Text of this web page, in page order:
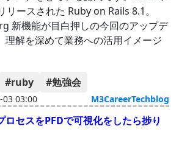
リースされた Ruby on Rails 8.1。
新機能が目白押しの今回のアップデ
理解を深めて業務への活用イメージ
#ruby #勉強会
03 03:00 M3CareerTechblog
ロセスをPFDで可視化をしたら捗り